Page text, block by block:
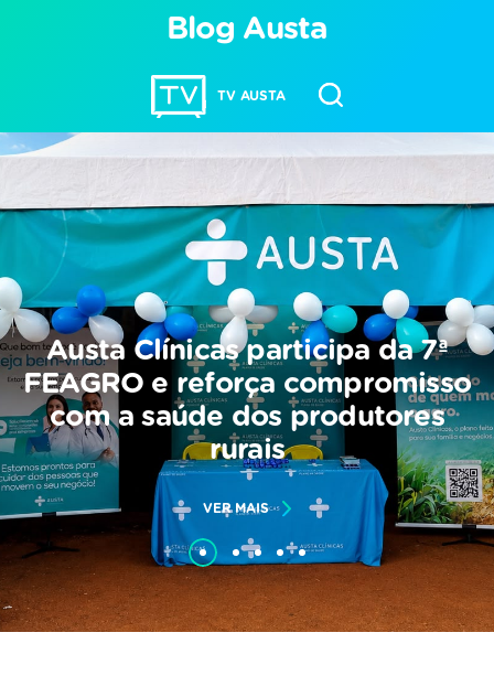
TV AUSTA
Blog Austa
Austa Clínicas participa da 7ª
FEAGRO e reforça compromisso
com a saúde dos produtores
rurais
VER MAIS